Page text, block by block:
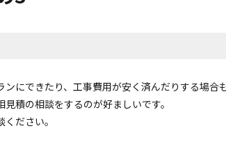
ンにできたり、工事費用が安く済んだりする場合
積の相談をするのが好ましいです。
ださい。